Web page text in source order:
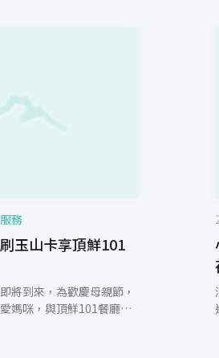
務
將到來，為歡慶母親節，
媽咪，與頂鮮101餐廳推